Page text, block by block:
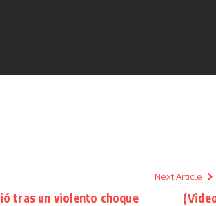
tras un violento choque
Next Article